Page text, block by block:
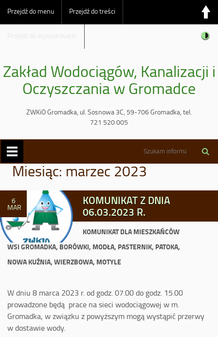
Przejdź do menu Przejdź do treści
Zakład Wodociągów, Kanalizacji i
Oczyszczania w Gromadce
ZWKiO Gromadka, ul. Sosnowa 3C, 59-706 Gromadka, tel.
721 520 005
Miesiąc: marzec 2023
KOMUNIKAT Z DNIA
06.03.2023 R.
KOMUNIKAT DLA MIESZKAŃCÓW
WSI GROMADKA, BORÓWKI, MODŁA, PASTERNIK, PATOKA,
NOWA KUŹNIA, WIERZBOWA, MOTYLE
W dniu 8 marca 2023 r. od godz. 07.00 do godz. 15.00
prowadzone będą prace na sieci wodociągowej w m.
Gromadka, w związku z powyższym mogą wystąpić przerwy
w dostawie wody.
6
MAR